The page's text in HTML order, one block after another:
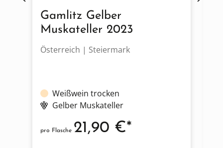
Gamlitz Gelber
Muskateller 2023
Österreich | Steiermark
Weißwein trocken
Gelber Muskateller
pro Flasche 21,90 €*